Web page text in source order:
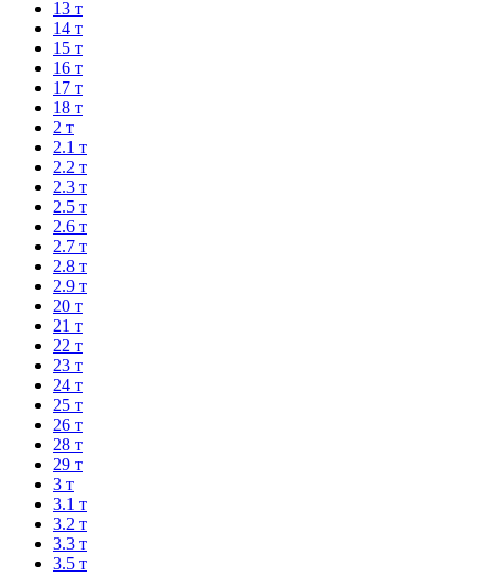
13 т
14 т
15 т
16 т
17 т
18 т
2 т
2.1 т
2.2 т
2.3 т
2.5 т
2.6 т
2.7 т
2.8 т
2.9 т
20 т
21 т
22 т
23 т
24 т
25 т
26 т
28 т
29 т
3 т
3.1 т
3.2 т
3.3 т
3.5 т